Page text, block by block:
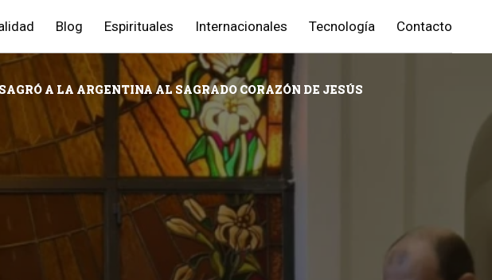
Blog Espirituales Internacionales Tecnología Contacto
A LA ARGENTINA AL SAGRADO CORAZÓN DE JESÚS